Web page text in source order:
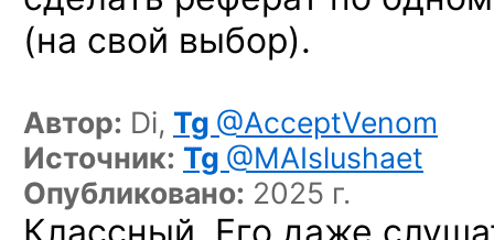
(на свой выбор).
Автор: Di, Tg @AcceptVenom
Источник: Tg @MAIslushaet
Опубликовано: 2025 г.